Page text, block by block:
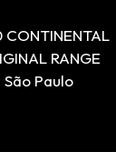
RANGE
Paulo